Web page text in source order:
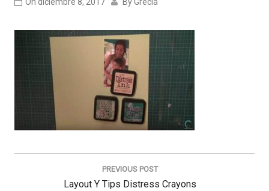
On diciembre 8, 2017 ByGrecia
Navegación
PREVIOUS POST
Previous
Layout Y Tips Distress Crayons